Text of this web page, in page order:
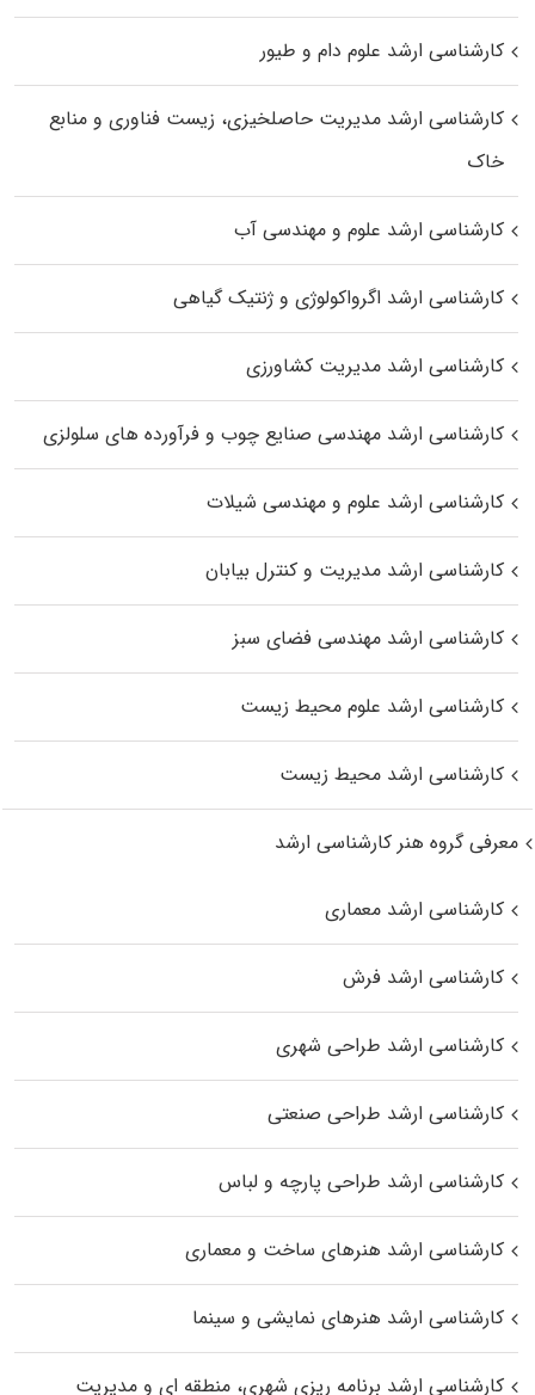
کارشناسی ارشد علوم دام و طیور
کارشناسی ارشد مدیریت حاصلخیزی، زیست فناوری و منابع
خاک
کارشناسی ارشد علوم و مهندسی آب
کارشناسی ارشد اگرواکولوژی و ژنتیک گیاهی
کارشناسی ارشد مدیریت کشاورزی
کارشناسی ارشد مهندسی صنایع چوب و فرآورده‌ های سلولزی
کارشناسی ارشد علوم و مهندسی شیلات
کارشناسی ارشد مدیریت و کنترل بیابان
کارشناسی ارشد مهندسی فضای سبز
کارشناسی ارشد علوم محیط‌ زیست
کارشناسی ارشد محیط زیست
معرفی گروه هنر کارشناسی ارشد
کارشناسی ارشد معماری
کارشناسی ارشد فرش
کارشناسی ارشد طراحی شهری
کارشناسی ارشد طراحی صنعتی
کارشناسی ارشد طراحی پارچه و لباس
کارشناسی ارشد هنرهای ساخت و معماری
کارشناسی ارشد هنرهای نمایشی و سینما
کارشناسی ارشد برنامه ریزی شهری، منطقه‌ ای و مدیریت